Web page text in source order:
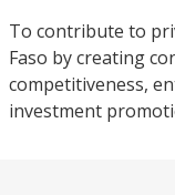
To contribute to
Faso by creating
competitiveness,
investment